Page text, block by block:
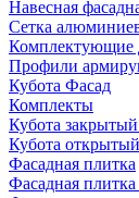
Навесная
Сетка
Комплектующие
Профили
Кубота Фасад
Комплекты
Кубота
Кубота
Фасадная плитка
Фасадная